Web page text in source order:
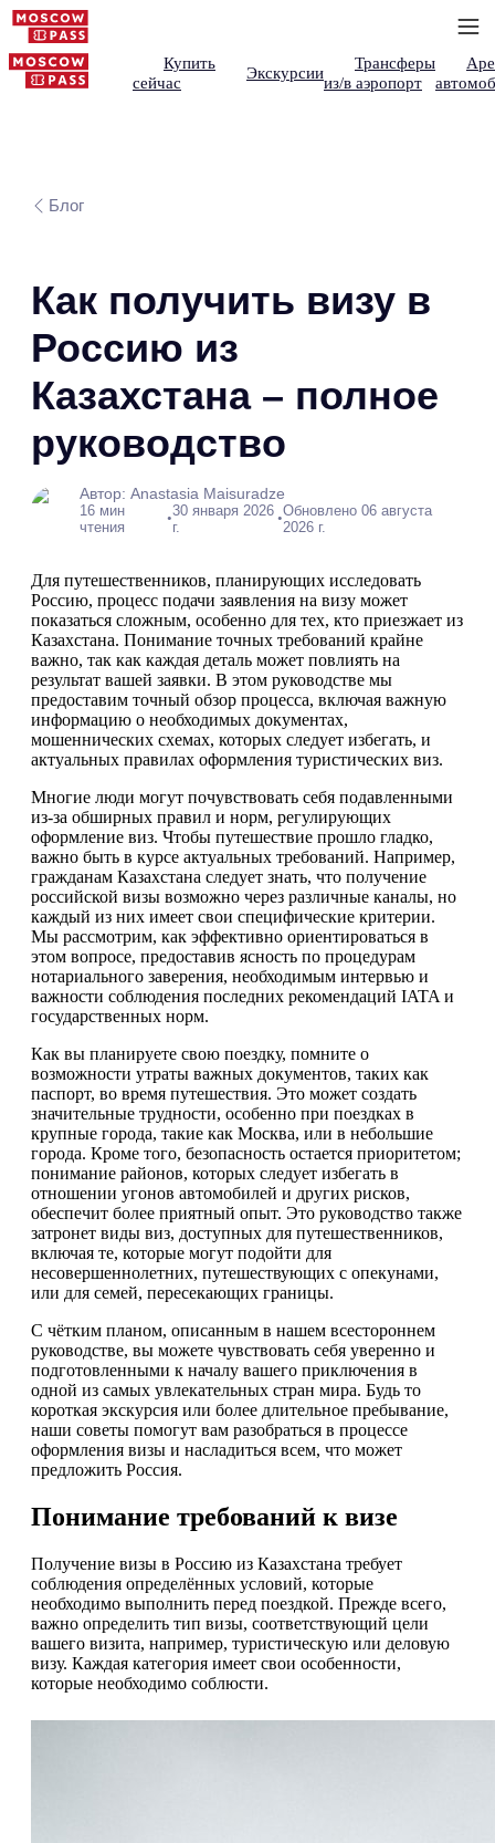
Купить
сейчас
Экскурсии
Трансферы
из/в аэропорт
Блог
Как получить визу в
Россию из
Казахстана – полное
руководство
Автор: Anastasia Maisuradze
16 мин
чтения
•30 января 2026
г.
•Обновлено 06 августа
2026 г.
Для путешественников, планирующих исследовать
Россию, процесс подачи заявления на визу может
показаться сложным, особенно для тех, кто приезжает из
Казахстана. Понимание точных требований крайне
важно, так как каждая деталь может повлиять на
результат вашей заявки. В этом руководстве мы
предоставим точный обзор процесса, включая важную
информацию о необходимых документах,
мошеннических схемах, которых следует избегать, и
актуальных правилах оформления туристических виз.
Многие люди могут почувствовать себя подавленными
из-за обширных правил и норм, регулирующих
оформление виз. Чтобы путешествие прошло гладко,
важно быть в курсе актуальных требований. Например,
гражданам Казахстана следует знать, что получение
российской визы возможно через различные каналы, но
каждый из них имеет свои специфические критерии.
Мы рассмотрим, как эффективно ориентироваться в
этом вопросе, предоставив ясность по процедурам
нотариального заверения, необходимым интервью и
важности соблюдения последних рекомендаций IATA и
государственных норм.
Как вы планируете свою поездку, помните о
возможности утраты важных документов, таких как
паспорт, во время путешествия. Это может создать
значительные трудности, особенно при поездках в
крупные города, такие как Москва, или в небольшие
города. Кроме того, безопасность остается приоритетом;
понимание районов, которых следует избегать в
отношении угонов автомобилей и других рисков,
обеспечит более приятный опыт. Это руководство также
затронет виды виз, доступных для путешественников,
включая те, которые могут подойти для
несовершеннолетних, путешествующих с опекунами,
или для семей, пересекающих границы.
С чётким планом, описанным в нашем всестороннем
руководстве, вы можете чувствовать себя уверенно и
подготовленными к началу вашего приключения в
одной из самых увлекательных стран мира. Будь то
короткая экскурсия или более длительное пребывание,
наши советы помогут вам разобраться в процессе
оформления визы и насладиться всем, что может
предложить Россия.
Понимание требований к визе
Получение визы в Россию из Казахстана требует
соблюдения определённых условий, которые
необходимо выполнить перед поездкой. Прежде всего,
важно определить тип визы, соответствующий цели
вашего визита, например, туристическую или деловую
визу. Каждая категория имеет свои особенности,
которые необходимо соблюсти.